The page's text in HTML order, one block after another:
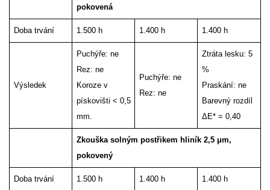
pokovená
Doba trvání 1.500 h 1.400 h 1.400 h
Výsledek
Puchýře: ne
Rez: ne
Koroze v
pískovišti < 0,5
mm.
Puchýře: ne
Rez: ne
Ztráta lesku: 5
%
Praskání: ne
Barevný rozdíl
ΔE* = 0,40
Zkouška solným postřikem hliník 2,5 μm,
pokovený
Doba trvání 1.500 h 1.400 h 1.400 h